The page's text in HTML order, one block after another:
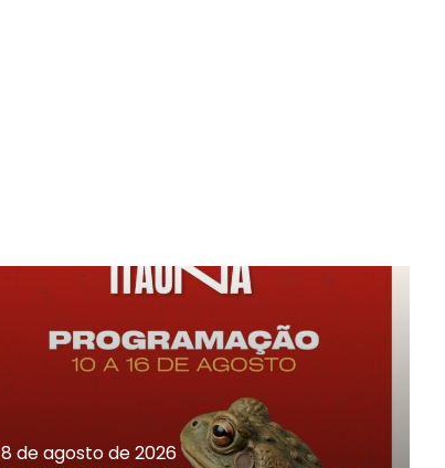
8 de agosto de 2026